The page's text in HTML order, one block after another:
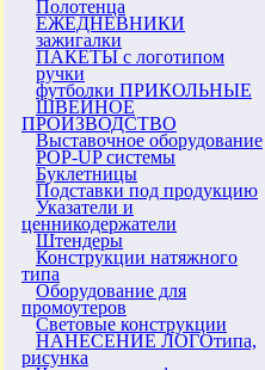
Полотенца
ЕЖЕДНЕВНИКИ
зажигалки
ПАКЕТЫ с логотипом
ручки
футболки ПРИКОЛЬНЫЕ
ШВЕЙНОЕ
ПРОИЗВОДСТВО
Выставочное оборудование
POP-UP системы
Буклетницы
Подставки под продукцию
Указатели и
ценникодержатели
Штендеры
Конструкции натяжного
типа
Оборудование для
промоутеров
Световые конструкции
НАНЕСЕНИЕ ЛОГОтипа,
рисунка